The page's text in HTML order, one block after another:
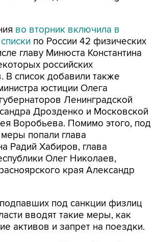
во вторник включила в
по России 42 физических
главу Минюста Константина
российских
В список добавили также
юстиции Олега
Ленинградской
Дрозденко и Московской
Воробьева. Помимо этого, под
попали глава
Радий Хабиров, глава
Олег Николаев,
края Александр
под санкции физлиц
вводят такие меры, как
активов и запрет на поездки.